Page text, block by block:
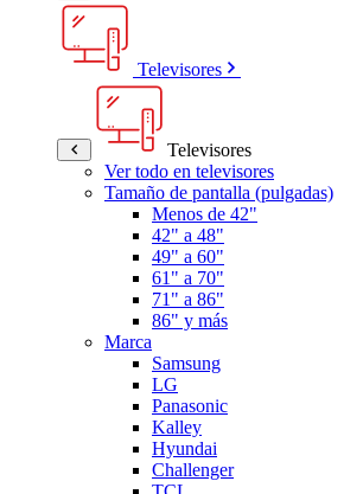
Televisores
Televisores
Ver todo en televisores
Tamaño de pantalla (pulgadas)
Menos de 42"
42" a 48"
49" a 60"
61" a 70"
71" a 86"
86" y más
Marca
Samsung
LG
Panasonic
Kalley
Hyundai
Challenger